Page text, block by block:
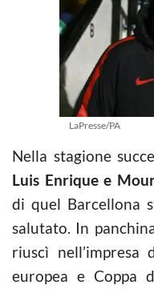
LaPresse/PA
Nella stagione
Luis Enrique e
di quel Barcellona
salutato. In
riuscì nell’impresa
europea e Coppa